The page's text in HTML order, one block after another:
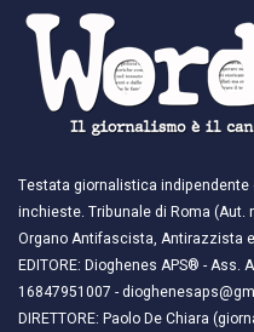
Testata giornalistica
inchieste. Tribunale di Roma (Aut.
Organo Antifascista, Antirazzista
EDITORE: Dioghenes APS® - Ass.
16847951007 -
DIRETTORE: Paolo De Chiara